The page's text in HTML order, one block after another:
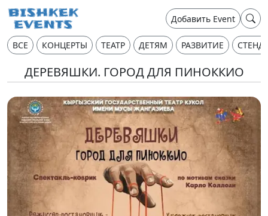
Добавить Event
ВСЕ КОНЦЕРТЫ ТЕАТР ДЕТЯМ РАЗВИТИЕ
ДЕРЕВЯШКИ. ГОРОД ДЛЯ ПИНОККИО